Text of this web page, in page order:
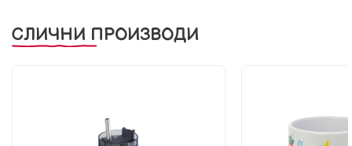
СЛИЧНИ ПРОИЗВОДИ